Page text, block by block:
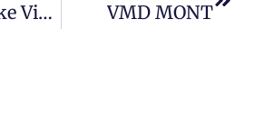
Imigrantske Vize Za SAD – Korak Ka Trajnom Životu I Radu U Americi VMD MONT